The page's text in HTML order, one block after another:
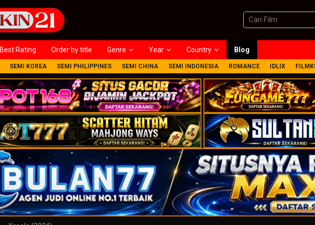
Best Rating Order by title Genre Year Country Blog
SEMI KOREA SEMI PHILIPPINES SEMI CHINA SEMI INDONESIA ROMANCE IDLIX